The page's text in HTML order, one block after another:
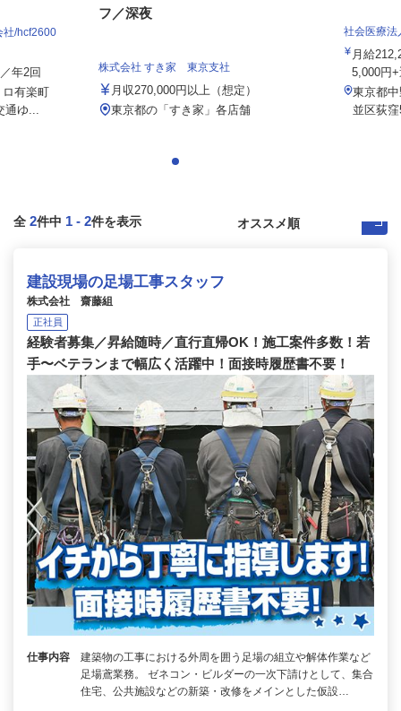
社/hcf2600
年2回
有楽町
ゆ...
フ／深夜
株式会社 すき家 東京支社
月収270,000円以上（想定）
東京都の「すき家」各店舗
社会医療
月給
5,000円
東京都
並区荻
全 2件中 1 - 2件を表示
建設現場の足場工事スタッフ
株式会社 齋藤組
正社員
経験者募集／昇給随時／直行直帰OK！施工案件多数！若
手〜ベテランまで幅広く活躍中！面接時履歴書不要！
仕事内容
建築物の工事における外周を囲う足場の組立や解体作業など
足場鳶業務。 ゼネコン・ビルダーの一次下請けとして、集合
住宅、公共施設などの新築・改修をメインとした仮設…